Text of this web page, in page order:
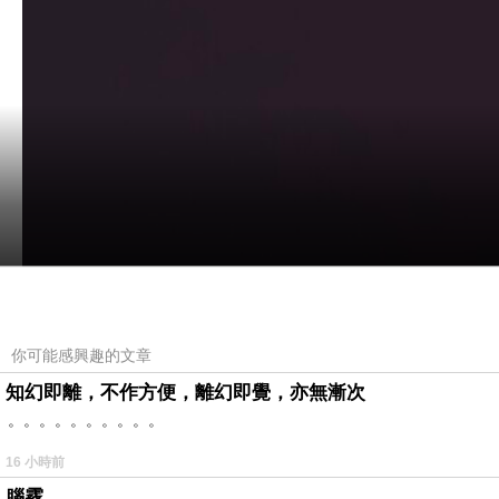
你可能感興趣的文章
知幻即離，不作方便，離幻即覺，亦無漸次
。。。。。。。。。。
16 小時前